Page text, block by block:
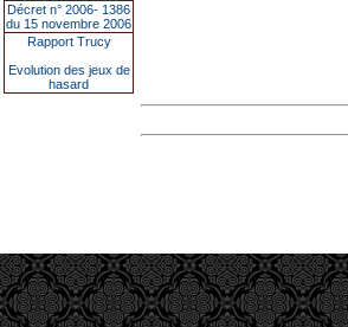
Décret n° 2006- 1386
du 15 novembre 2006
Rapport Trucy
Evolution des jeux de
hasard